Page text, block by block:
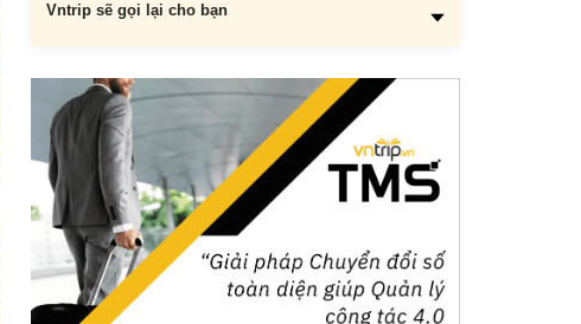
Vntrip sẽ gọi lại cho bạn